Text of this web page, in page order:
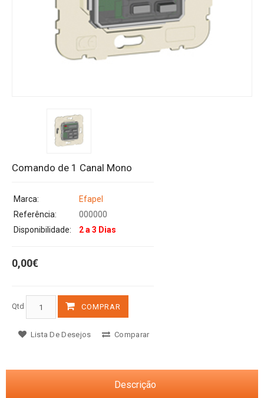
Comando de 1 Canal Mono
Marca:
Efapel
Referência:
000000
Disponibilidade:
2 a 3 Dias
0,00€
Qtd COMPRAR
Lista De Desejos Comparar
Descrição